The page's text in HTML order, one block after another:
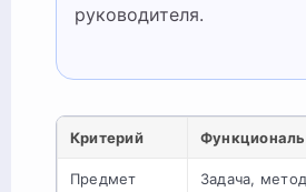
руководителя.
Критерий
Предмет Задача,